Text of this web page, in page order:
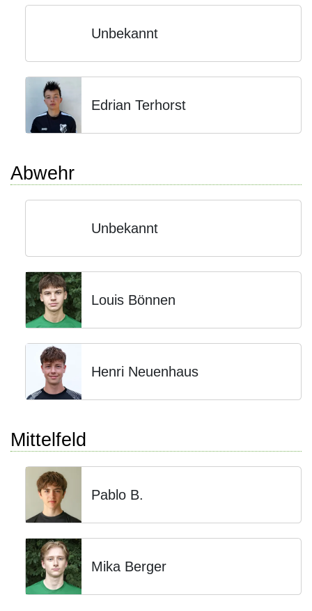
Unbekannt
Edrian Terhorst
Abwehr
Unbekannt
Louis Bönnen
Henri Neuenhaus
Mittelfeld
Pablo B.
Mika Berger